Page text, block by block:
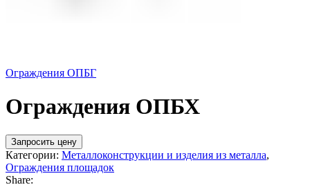
Ограждения ОПБГ
Ограждения ОПБХ
Запросить цену
Категории: Металлоконструкции и изделия из металла,
Ограждения площадок
Share: